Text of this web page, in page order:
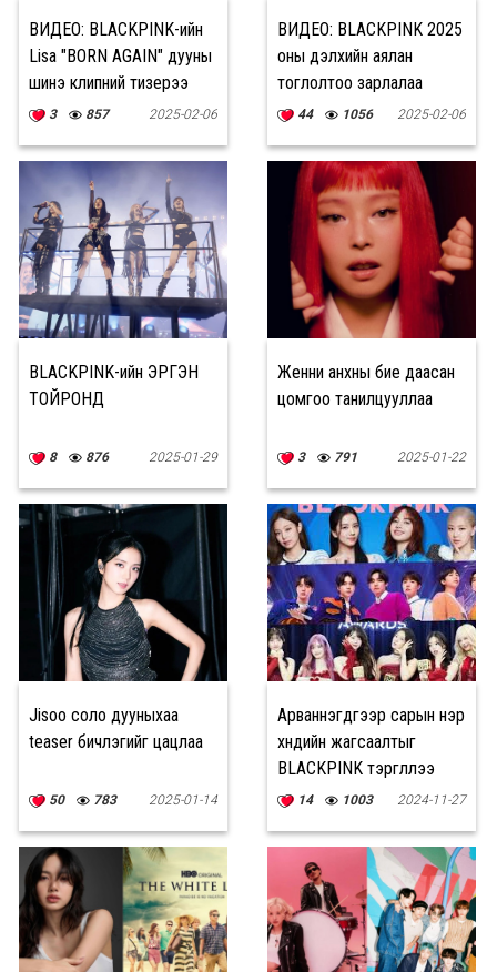
ВИДЕО: BLACKPINK-ийн
Lisa "BORN AGAIN" дууны
шинэ клипний тизерээ
гаргалаа
3 857 2025-02-06
ВИДЕО: BLACKPINK 2025
оны дэлхийн аялан
тоглолтоо зарлалаа
44 1056 2025-02-06
BLACKPINK-ийн ЭРГЭН
ТОЙРОНД
8 876 2025-01-29
Женни анхны бие даасан
цомгоо танилцууллаа
3 791 2025-01-22
Jisoo соло дууныхаа
teaser бичлэгийг цацлаа
50 783 2025-01-14
Арваннэгдүгээр сарын нэр
хүндийн жагсаалтыг
BLACKPINK тэргүүллээ
14 1003 2024-11-27